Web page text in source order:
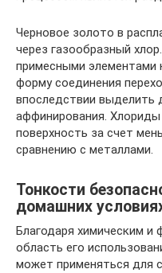
Черновое золото в
через газообразный
примесными элементами
форму соединения
впоследствии выделить
аффинирования.
поверхность за счет
сравнению с металлами.
Тонкости
домашних
Благодаря химическим и
область его
может применяться для